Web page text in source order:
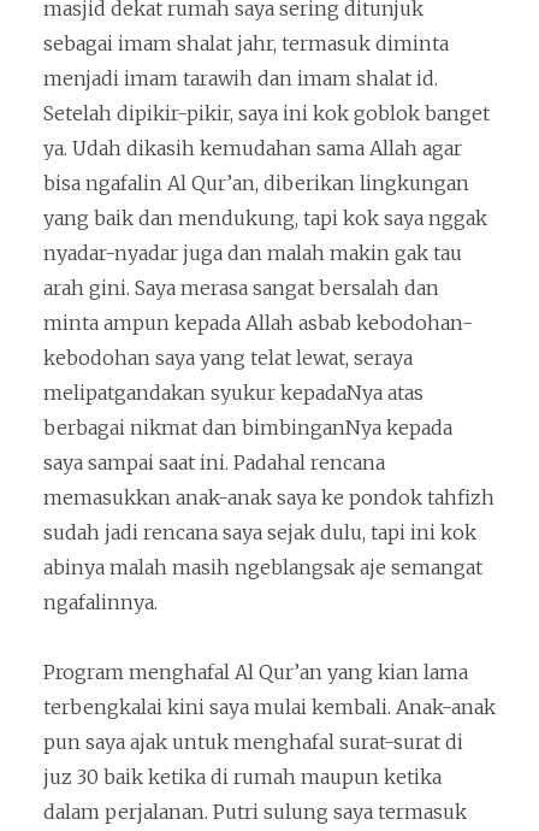
masjid dekat rumah saya sering ditunjuk
sebagai imam shalat jahr, termasuk diminta
menjadi imam tarawih dan imam shalat id.
Setelah dipikir-pikir, saya ini kok goblok banget
ya. Udah dikasih kemudahan sama Allah agar
bisa ngafalin Al Qur’an, diberikan lingkungan
yang baik dan mendukung, tapi kok saya nggak
nyadar-nyadar juga dan malah makin gak tau
arah gini. Saya merasa sangat bersalah dan
minta ampun kepada Allah asbab kebodohan-
kebodohan saya yang telat lewat, seraya
melipatgandakan syukur kepadaNya atas
berbagai nikmat dan bimbinganNya kepada
saya sampai saat ini. Padahal rencana
memasukkan anak-anak saya ke pondok tahfizh
sudah jadi rencana saya sejak dulu, tapi ini kok
abinya malah masih ngeblangsak aje semangat
ngafalinnya.
Program menghafal Al Qur’an yang kian lama
terbengkalai kini saya mulai kembali. Anak-anak
pun saya ajak untuk menghafal surat-surat di
juz 30 baik ketika di rumah maupun ketika
dalam perjalanan. Putri sulung saya termasuk